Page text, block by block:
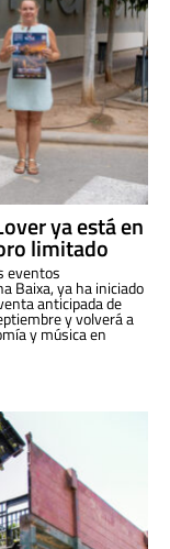
ya está en
limitado
eventos
Baixa, ya ha iniciado
anticipada de
y volverá a
y música en